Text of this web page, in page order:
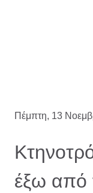
Πέμπτη, 13
έξω από